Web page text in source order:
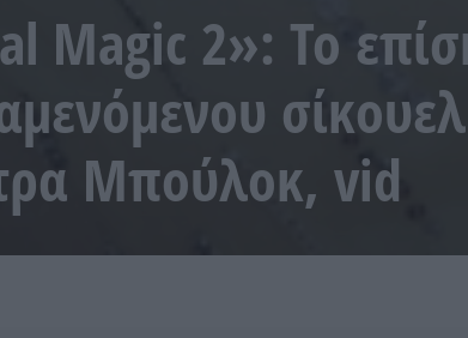
Magic 2»: Το
Μπούλοκ, vid